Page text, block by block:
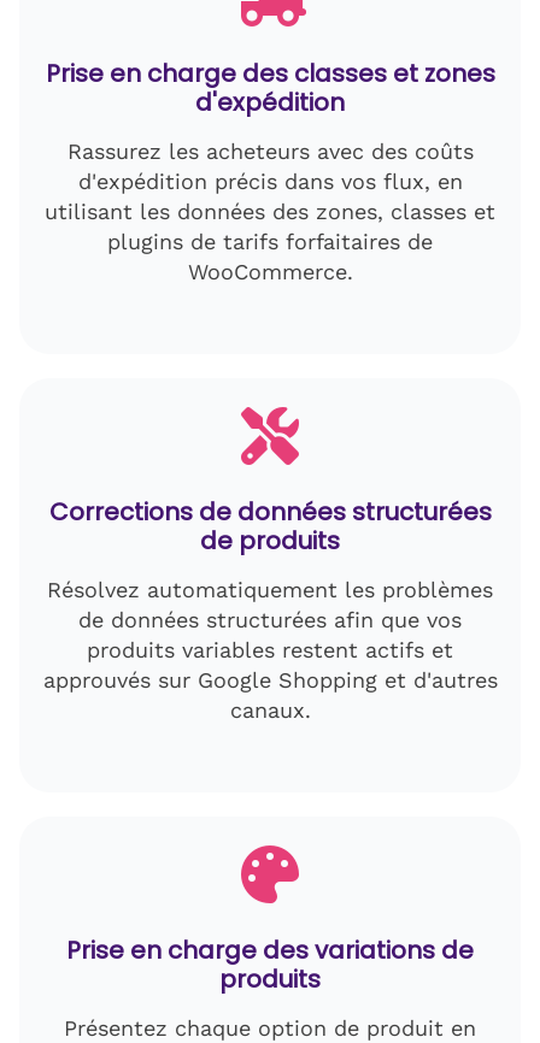
Prise en charge des classes et zones
d'expédition
Rassurez les acheteurs avec des coûts
d'expédition précis dans vos flux, en
utilisant les données des zones, classes et
plugins de tarifs forfaitaires de
WooCommerce.
Corrections de données structurées
de produits
Résolvez automatiquement les problèmes
de données structurées afin que vos
produits variables restent actifs et
approuvés sur Google Shopping et d'autres
canaux.
Prise en charge des variations de
produits
Présentez chaque option de produit en